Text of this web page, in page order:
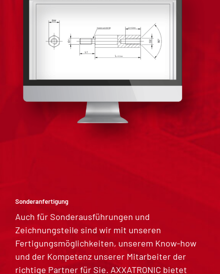
Sonderanfertigung
Auch für Sonderausführungen und
Zeichnungsteile sind wir mit unseren
Fertigungsmöglichkeiten, unserem Know-how
und der Kompetenz unserer Mitarbeiter der
richtige Partner für Sie. AXXATRONIC bietet